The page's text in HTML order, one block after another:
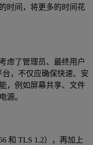
时间，将更多的时间花
虑了管理员、最终用户
，不仅应确保快速、安
，例如屏幕共享、文件
源。
和 TLS 1.2），再加上